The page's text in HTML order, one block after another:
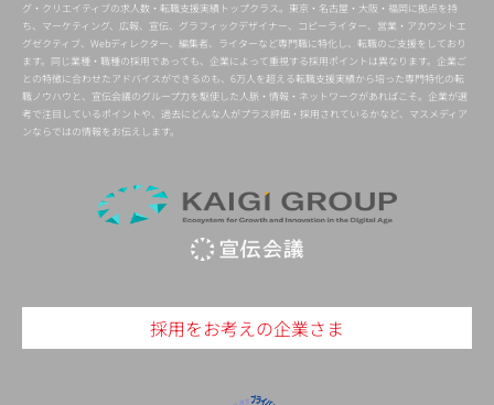
グ・クリエイティブの求人数・転職支援実績トップクラス。東京・名古屋・大阪・福岡に拠点を持
ち、マーケティング、広報、宣伝、グラフィックデザイナー、コピーライター、営業・アカウントエ
グゼクティブ、Webディレクター、編集者、ライターなど専門職に特化し、転職のご支援をしており
ます。同じ業種・職種の採用であっても、企業によって重視する採用ポイントは異なります。企業ご
との特徴に合わせたアドバイスができるのも、6万人を超える転職支援実績から培った専門特化の転
職ノウハウと、宣伝会議のグループ力を駆使した人脈・情報・ネットワークがあればこそ。企業が選
考で注目しているポイントや、過去にどんな人がプラス評価・採用されているかなど、マスメディア
ンならではの情報をお伝えします。
採用をお考えの企業さま